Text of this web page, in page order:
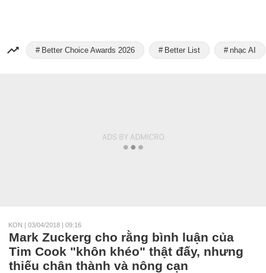
Better Choice Awards 2026 Better List nhạc AI
KON | 03/04/2018 | 09:16
Mark Zuckerg cho rằng bình luận của
Tim Cook "khôn khéo" thật đấy, nhưng
thiếu chân thành và nông cạn